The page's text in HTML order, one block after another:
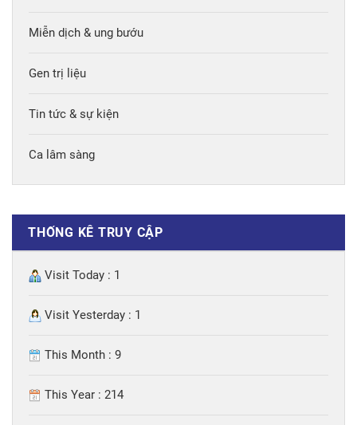
Miễn dịch & ung bướu
Gen trị liệu
Tin tức & sự kiện
Ca lâm sàng
THỐNG KÊ TRUY CẬP
Visit Today : 1
Visit Yesterday : 1
This Month : 9
This Year : 214